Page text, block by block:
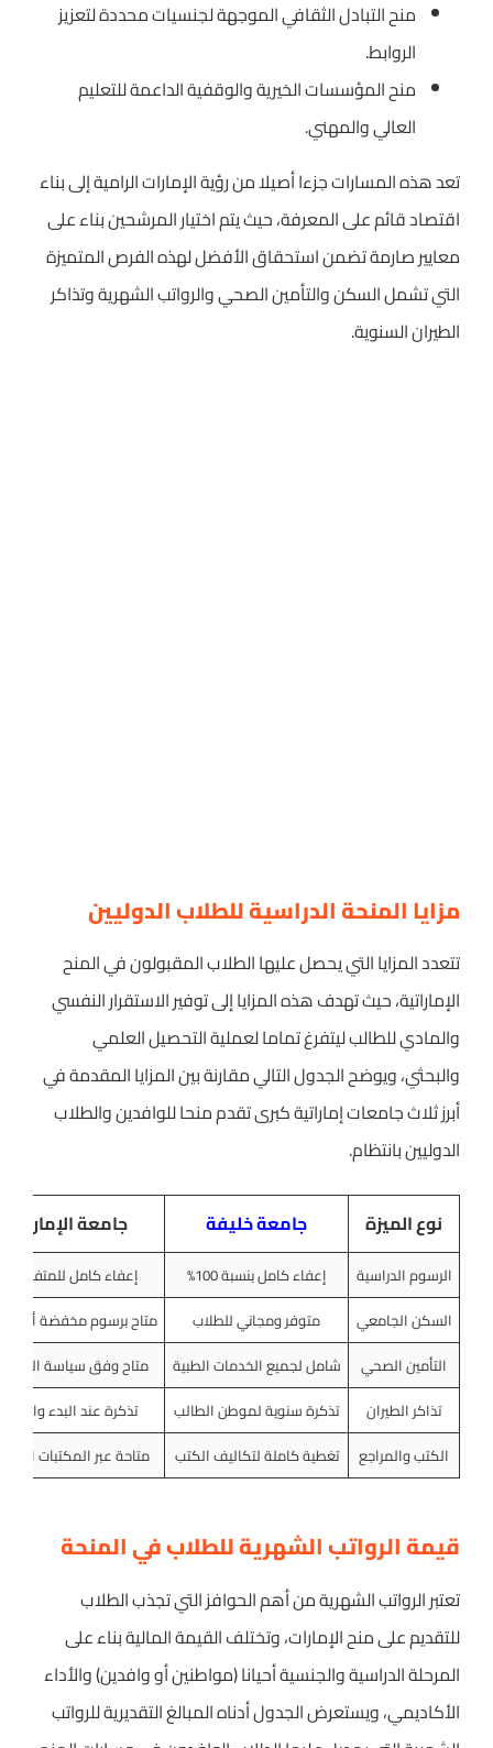
منح التبادل الثقافي الموجهة لجنسيات محددة لتعزيز
الروابط.
منح المؤسسات الخيرية والوقفية الداعمة للتعليم
العالي والمهني.
تعد هذه المسارات جزءا أصيلا من رؤية الإمارات الرامية إلى بناء
اقتصاد قائم على المعرفة، حيث يتم اختيار المرشحين بناء على
معايير صارمة تضمن استحقاق الأفضل لهذه الفرص المتميزة
التي تشمل السكن والتأمين الصحي والرواتب الشهرية وتذاكر
الطيران السنوية.
مزايا المنحة الدراسية للطلاب الدوليين
تتعدد المزايا التي يحصل عليها الطلاب المقبولون في المنح
الإماراتية، حيث تهدف هذه المزايا إلى توفير الاستقرار النفسي
والمادي للطالب ليتفرغ تماما لعملية التحصيل العلمي
والبحثي، ويوضح الجدول التالي مقارنة بين المزايا المقدمة في
أبرز ثلاث جامعات إماراتية كبرى تقدم منحا للوافدين والطلاب
الدوليين بانتظام.
نوع الميزة جامعة خليفة جامعة الإمارات
الرسوم الدراسية إعفاء كامل بنسبة 100%
إعفاء كامل للمتفوقين
السكن الجامعي
متوفر ومجاني للطلاب
متاح برسوم مخفضة أو
التأمين الصحي
شامل لجميع الخدمات الطبية
متاح وفق سياسة
تذاكر الطيران
تذكرة سنوية لموطن الطالب
تذكرة عند البدء والتخرج
الكتب والمراجع
تغطية كاملة لتكاليف الكتب متاحة عبر المكتبات
قيمة الرواتب الشهرية للطلاب في المنحة
تعتبر الرواتب الشهرية من أهم الحوافز التي تجذب الطلاب
للتقديم على منح الإمارات، وتختلف القيمة المالية بناء على
المرحلة الدراسية والجنسية أحيانا (مواطنين أو وافدين) والأداء
الأكاديمي، ويستعرض الجدول أدناه المبالغ التقديرية للرواتب